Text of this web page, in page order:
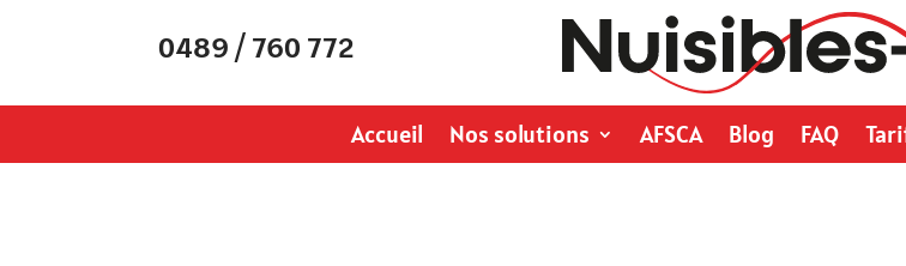
0489 / 760 772
Accueil Nos solutions AFSCA Blog FAQ